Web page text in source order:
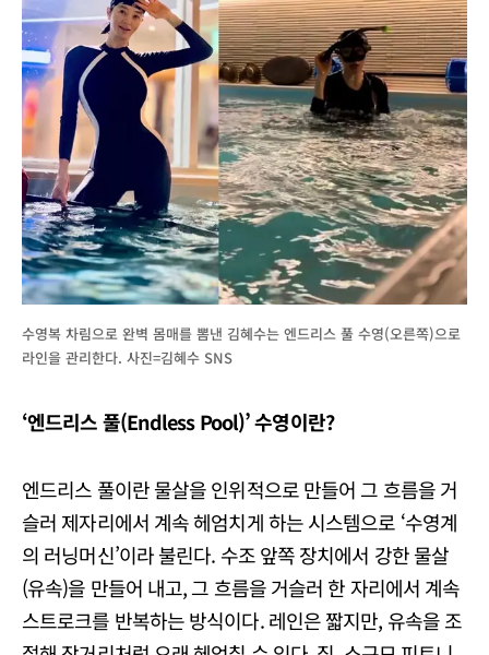
수영복 차림으로 완벽 몸매를 뽐낸 김혜수는 엔드리스 풀 수영(오른쪽)으로
라인을 관리한다. 사진=김혜수 SNS
‘엔드리스 풀(Endless Pool)’ 수영이란?
엔드리스 풀이란 물살을 인위적으로 만들어 그 흐름을 거
슬러 제자리에서 계속 헤엄치게 하는 시스템으로 ‘수영계
의 러닝머신’이라 불린다. 수조 앞쪽 장치에서 강한 물살
(유속)을 만들어 내고, 그 흐름을 거슬러 한 자리에서 계속
스트로크를 반복하는 방식이다. 레인은 짧지만, 유속을 조